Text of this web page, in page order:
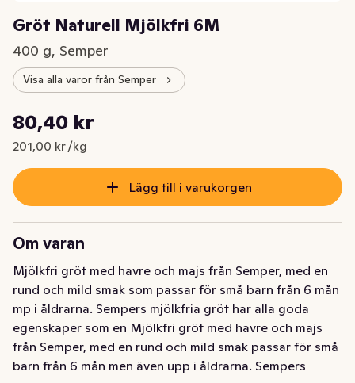
Gröt Naturell Mjölkfri 6M
400 g, Semper
Visa alla varor från Semper
Nuvarande pris är: 80,40 kr
80,40 kr
201,00 kr /kg
Styckpris: 201,00 kr /kg
Lägg till i varukorgen
Om varan
Mjölkfri gröt med havre och majs från Semper, med en
rund och mild smak som passar för små barn från 6 mån
mp i åldrarna. Sempers mjölkfria gröt har alla goda
egenskaper som en Mjölkfri gröt med havre och majs
från Semper, med en rund och mild smak passar för små
barn från 6 mån men även upp i åldrarna. Sempers